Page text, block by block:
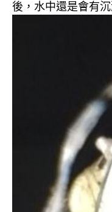
後，水中還是會有